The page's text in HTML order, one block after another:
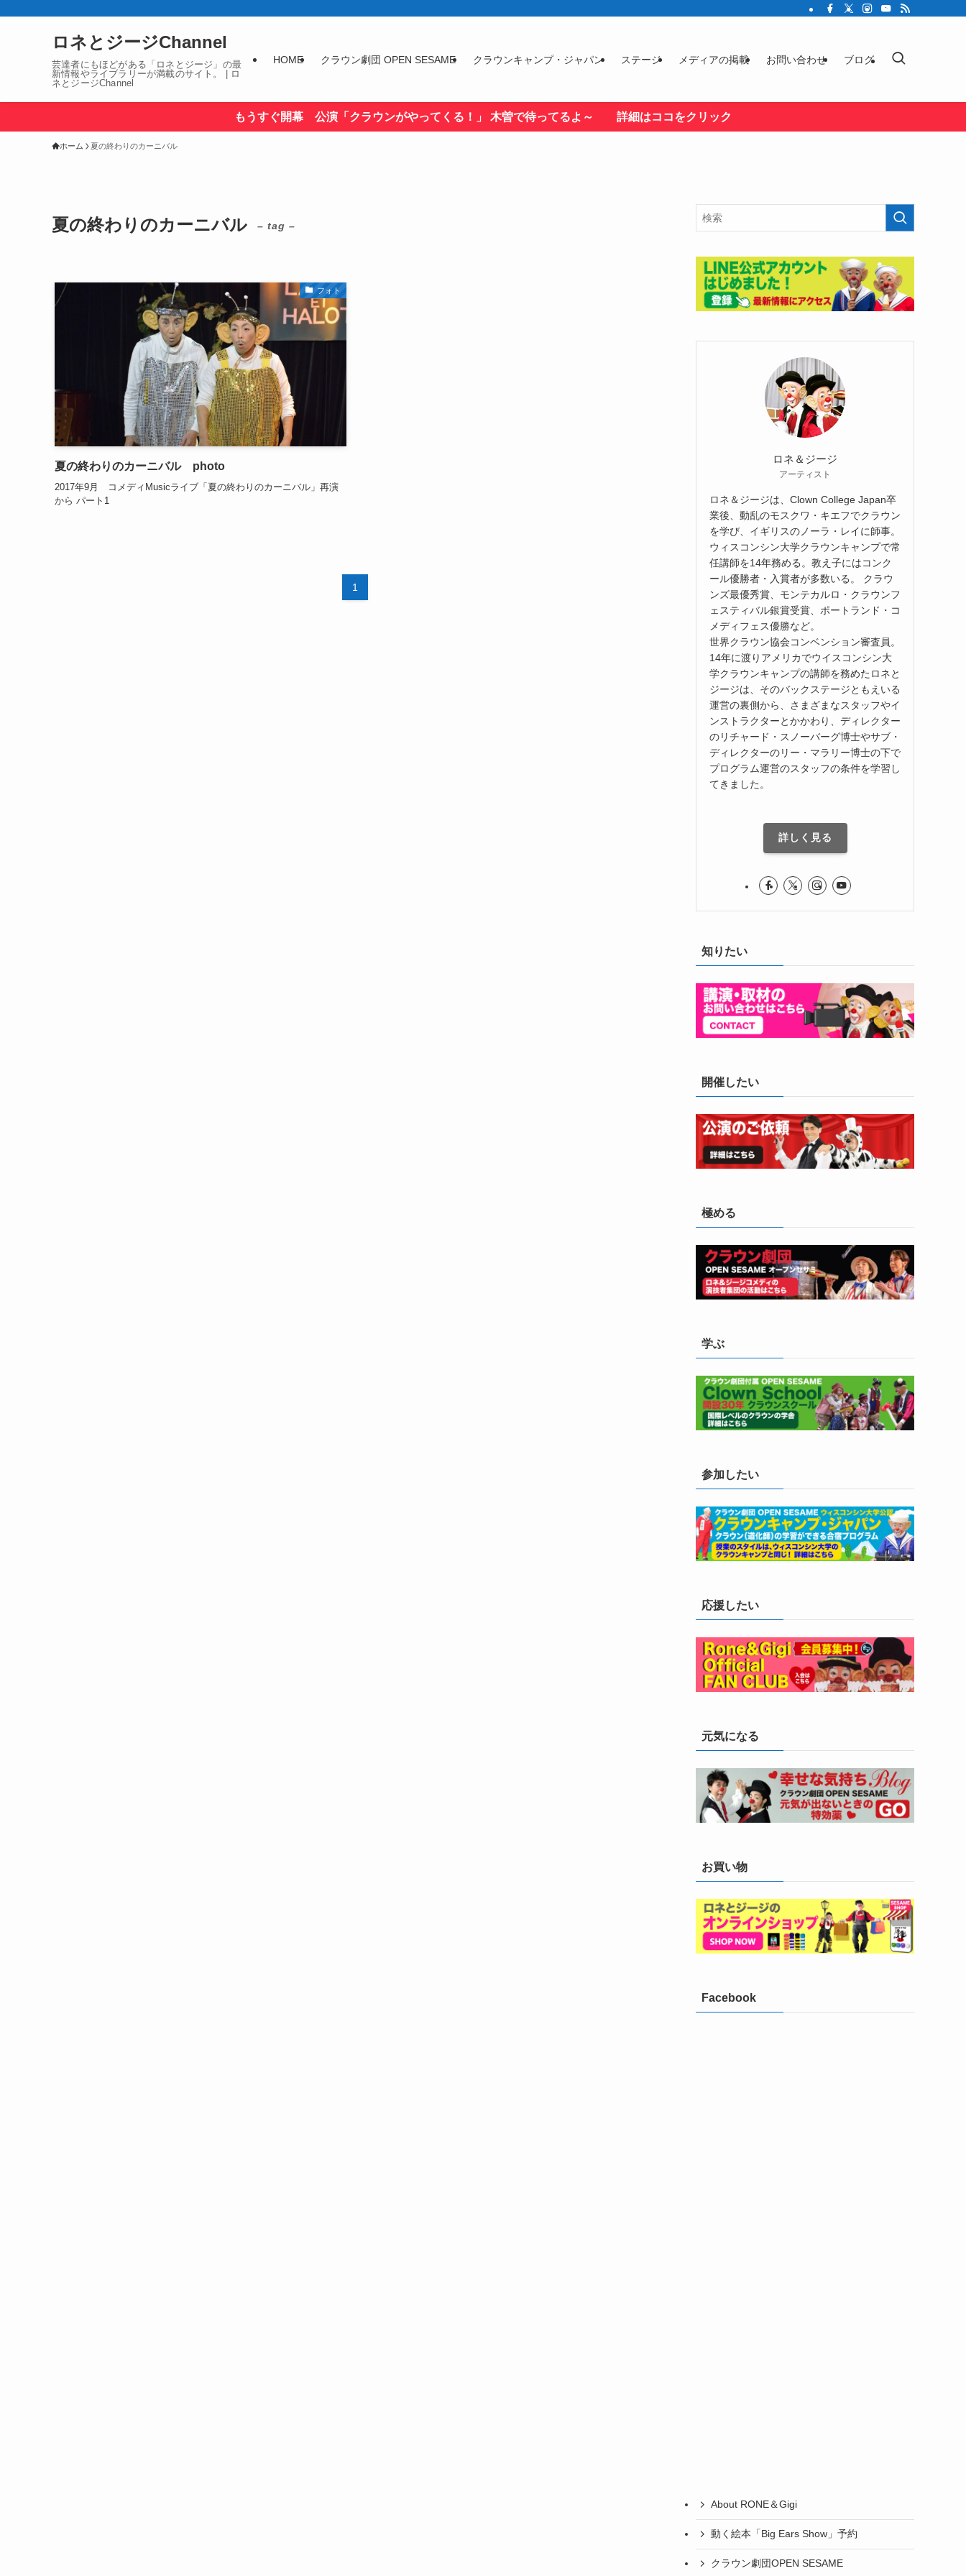
ロネとジージChannel
芸達者にもほどがある「ロネとジージ」の最
新情報やライブラリーが満載のサイト。 | ロ
ネとジージChannel
HOME クラウン劇団 OPEN SESAME クラウンキャンプ・ジャパン ステージ メディアの掲載 お問い合わせ ブログ
もうすぐ開幕 公演「クラウンがやってくる！」 木曽で待ってるよ～ 詳細はココをクリック
ホーム 夏の終わりのカーニバル
夏の終わりのカーニバル – tag –
フォト
夏の終わりのカーニバル photo
2017年9月 コメディMusicライブ「夏の終わりのカーニバル」再演
から パート1
1
ロネ＆ジージ
アーティスト
ロネ＆ジージは、Clown College Japan卒
業後、動乱のモスクワ・キエフでクラウン
を学び、イギリスのノーラ・レイに師事。
ウィスコンシン大学クラウンキャンプで常
任講師を14年務める。教え子にはコンク
ール優勝者・入賞者が多数いる。 クラウ
ンズ最優秀賞、モンテカルロ・クラウンフ
ェスティバル銀賞受賞、ポートランド・コ
メディフェス優勝など。
世界クラウン協会コンベンション審査員。
14年に渡りアメリカでウイスコンシン大
学クラウンキャンプの講師を務めたロネと
ジージは、そのバックステージともえいる
運営の裏側から、さまざまなスタッフやイ
ンストラクターとかかわり、ディレクター
のリチャード・スノーバーグ博士やサブ・
ディレクターのリー・マラリー博士の下で
プログラム運営のスタッフの条件を学習し
てきました。
詳しく見る
知りたい
開催したい
極める
学ぶ
参加したい
応援したい
元気になる
お買い物
Facebook
About RONE＆Gigi
動く絵本「Big Ears Show」予約
クラウン劇団OPEN SESAME